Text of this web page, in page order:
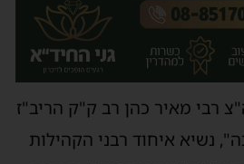
רבי מאיר כהן רב ק"ק הריב"ז
נשיא איחוד רבני הקהילות